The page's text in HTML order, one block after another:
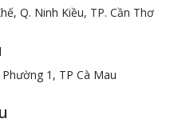
Q. Ninh Kiều, TP. Cần Thơ
1, TP Cà Mau